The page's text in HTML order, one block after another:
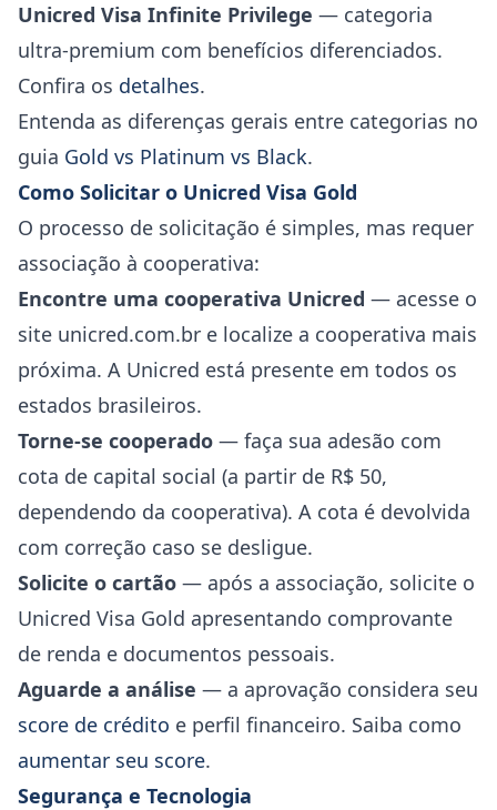
Unicred Visa Infinite Privilege — categoria
ultra-premium com benefícios diferenciados.
Confira os detalhes.
Entenda as diferenças gerais entre categorias no
guia Gold vs Platinum vs Black.
Como Solicitar o Unicred Visa Gold
O processo de solicitação é simples, mas requer
associação à cooperativa:
Encontre uma cooperativa Unicred — acesse o
site unicred.com.br e localize a cooperativa mais
próxima. A Unicred está presente em todos os
estados brasileiros.
Torne-se cooperado — faça sua adesão com
cota de capital social (a partir de R$ 50,
dependendo da cooperativa). A cota é devolvida
com correção caso se desligue.
Solicite o cartão — após a associação, solicite o
Unicred Visa Gold apresentando comprovante
de renda e documentos pessoais.
Aguarde a análise — a aprovação considera seu
score de crédito e perfil financeiro. Saiba como
aumentar seu score.
Segurança e Tecnologia